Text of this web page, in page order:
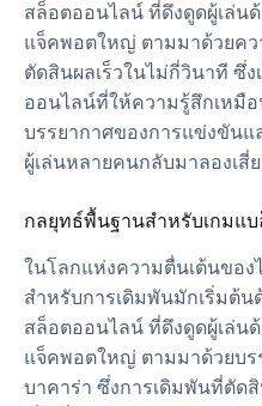
สล็อตออนไลน์ ที่ดึงดูดผู้เล่น
แจ็คพอตใหญ่ ตามมาด้วยค
ตัดสินผลเร็วในไม่กี่วินาที ซึ่ง
ออนไลน์ที่ให้ความรู้สึกเหมื
บรรยากาศของการแข่งขัน
ผู้เล่นหลายคนกลับมาลองเสี่
กลยุทธ์พื้นฐานสำหรับเกมแ
ในโลกแห่งความตื่นเต้นของ
สำหรับการเดิมพันมักเริ่มต้น
สล็อตออนไลน์ ที่ดึงดูดผู้เล่น
แจ็คพอตใหญ่ ตามมาด้วยบร
บาคาร่า ซึ่งการเดิมพันที่ตัด